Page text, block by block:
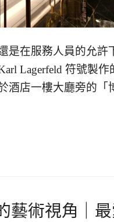
是在服務人員的允許
Lagerfeld 符號製作
酒店一樓大廳旁的「
藝術視角｜